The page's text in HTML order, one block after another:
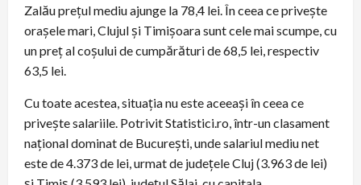
Zalău prețul mediu ajunge la 78,4 lei. În ceea ce privește
orașele mari, Clujul și Timișoara sunt cele mai scumpe, cu
un preț al coșului de cumpărături de 68,5 lei, respectiv
63,5 lei.
Cu toate acestea, situația nu este aceeași în ceea ce
privește salariile. Potrivit Statistici.ro, într-un clasament
național dominat de București, unde salariul mediu net
este de 4.373 de lei, urmat de județele Cluj (3.963 de lei)